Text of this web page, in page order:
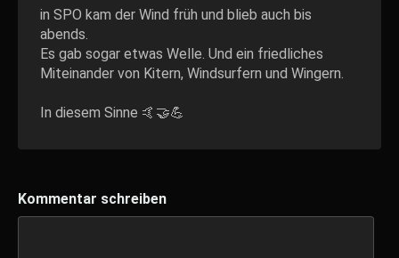
in SPO kam der Wind früh und blieb auch bis
abends.
Es gab sogar etwas Welle. Und ein friedliches
Miteinander von Kitern, Windsurfern und Wingern.
In diesem Sinne 🤙🤝💪
Kommentar schreiben